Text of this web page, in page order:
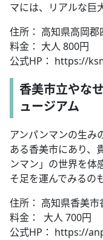
マには、リアルな巨
住所： 高知県高岡郡
料金： 大人 800円
公式HP： https://
香美市立やな
ュージアム
アンパンマンの生み
ある香美市にあり、
ンマン」の世界を体
そ足を運んでみるの
住所： 高知県香美
料金： 大人 700円
公式HP： https://